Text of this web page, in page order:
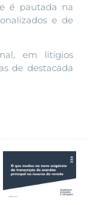
é pautada na
e de
em litígios
de destacada